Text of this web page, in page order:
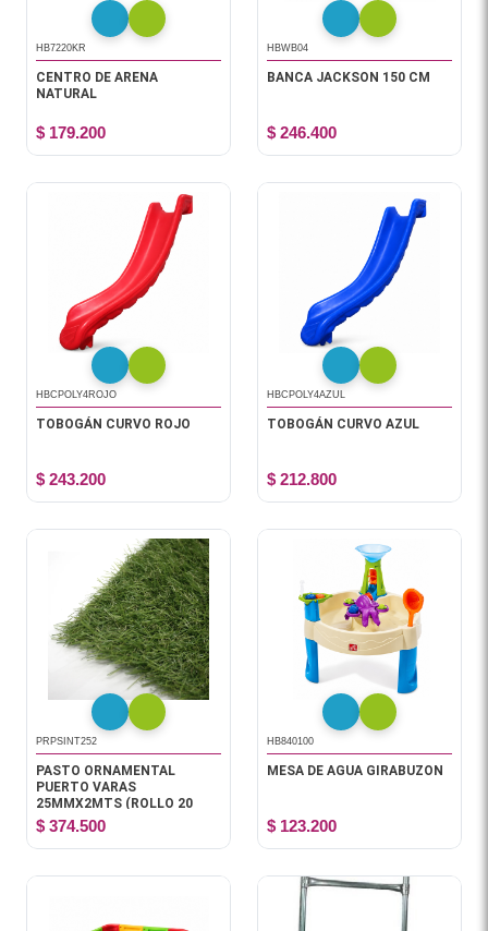
HB7220KR
CENTRO DE ARENA
NATURAL
$ 179.200
HBWB04
BANCA JACKSON 150 CM
$ 246.400
HBCPOLY4ROJO
TOBOGÁN CURVO ROJO
$ 243.200
HBCPOLY4AZUL
TOBOGÁN CURVO AZUL
$ 212.800
PRPSINT252
PASTO ORNAMENTAL
PUERTO VARAS
25MMX2MTS (ROLLO 20
MTS)
$ 374.500
HB840100
MESA DE AGUA GIRABUZON
$ 123.200